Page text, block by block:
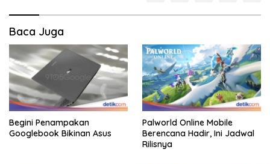
Baca Juga
Begini Penampakan
Googlebook Bikinan Asus
Palworld Online Mobile
Berencana Hadir, Ini Jadwal
Rilisnya